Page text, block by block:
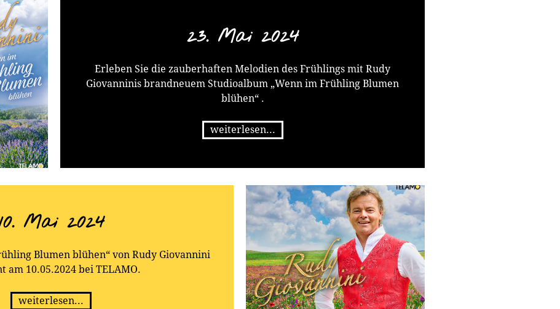
23. Mai 2024
Erleben Sie die zauberhaften Melodien des Frühlings mit Rudy
Giovanninis brandneuem Studioalbum „Wenn im Frühling Blumen
blühen“ .
weiterlesen...
Mai 2024
Blumen blühen“ von Rudy Giovannini
am 10.05.2024 bei TELAMO.
weiterlesen...